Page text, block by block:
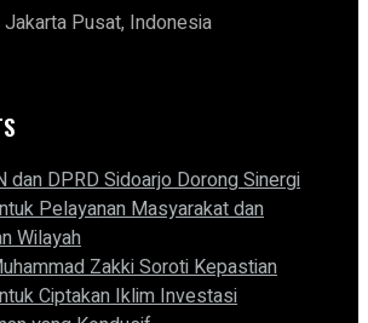
Pusat, Indonesia
dan DPRD Sidoarjo Dorong Sinergi
Pelayanan Masyarakat dan
Wilayah
Zakki Soroti Kepastian
Ciptakan Iklim Investasi